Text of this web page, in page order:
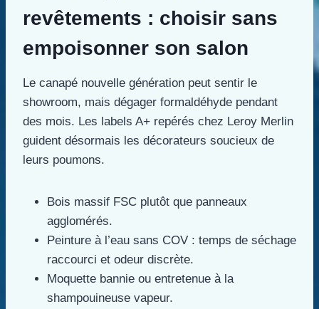
revêtements : choisir sans
empoisonner son salon
Le canapé nouvelle génération peut sentir le
showroom, mais dégager formaldéhyde pendant
des mois. Les labels A+ repérés chez Leroy Merlin
guident désormais les décorateurs soucieux de
leurs poumons.
Bois massif FSC plutôt que panneaux
agglomérés.
Peinture à l’eau sans COV : temps de séchage
raccourci et odeur discrète.
Moquette bannie ou entretenue à la
shampouineuse vapeur.